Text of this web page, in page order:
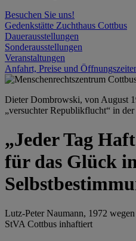
Besuchen Sie uns!
Gedenkstätte Zuchthaus Cottbus
Dauerausstellungen
Sonderausstellungen
Veranstaltungen
Anfahrt, Preise und
Dieter Dombrowski, von August
„versuchter Republikflucht“ in
„Jeder Tag
für das Glück
Lutz-Peter Naumann, 1972
StVA Cottbus inhaftiert